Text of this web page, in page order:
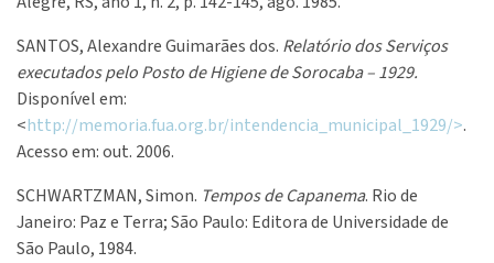
SANTOS, Alexandre Guimarães dos. Relatório dos Serviços
executados pelo Posto de Higiene de Sorocaba – 1929.
Disponível em:
<http://memoria.fua.org.br/intendencia_municipal_1929/>.
Acesso em: out. 2006.
SCHWARTZMAN, Simon. Tempos de Capanema. Rio de
Janeiro: Paz e Terra; São Paulo: Editora de Universidade de
São Paulo, 1984.